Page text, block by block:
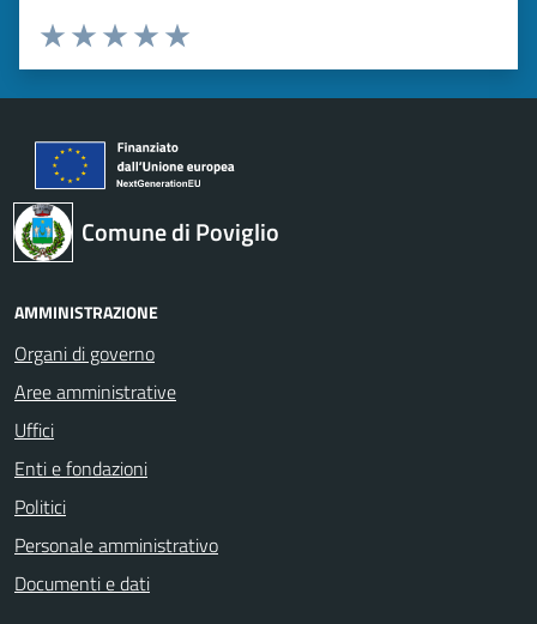
Valuta 5 stelle su 5
Valuta 4 stelle su 5
Valuta 3 stelle su 5
Valuta 2 stelle su 5
Valuta 1 stelle su 5
Comune di Poviglio
AMMINISTRAZIONE
Organi di governo
Aree amministrative
Uffici
Enti e fondazioni
Politici
Personale amministrativo
Documenti e dati